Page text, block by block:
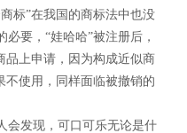
标”在我国的商标法中也没
要，“娃哈哈”被注册后，
品上申请，因为构成近似商
不使用，同样面临被撤销的
发现，可口可乐无论是什